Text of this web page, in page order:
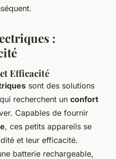
:
Efficacité
sont des solutions
recherchent un confort
Capables de fournir
, ces petits appareils se
et leur efficacité.
batterie rechargeable,